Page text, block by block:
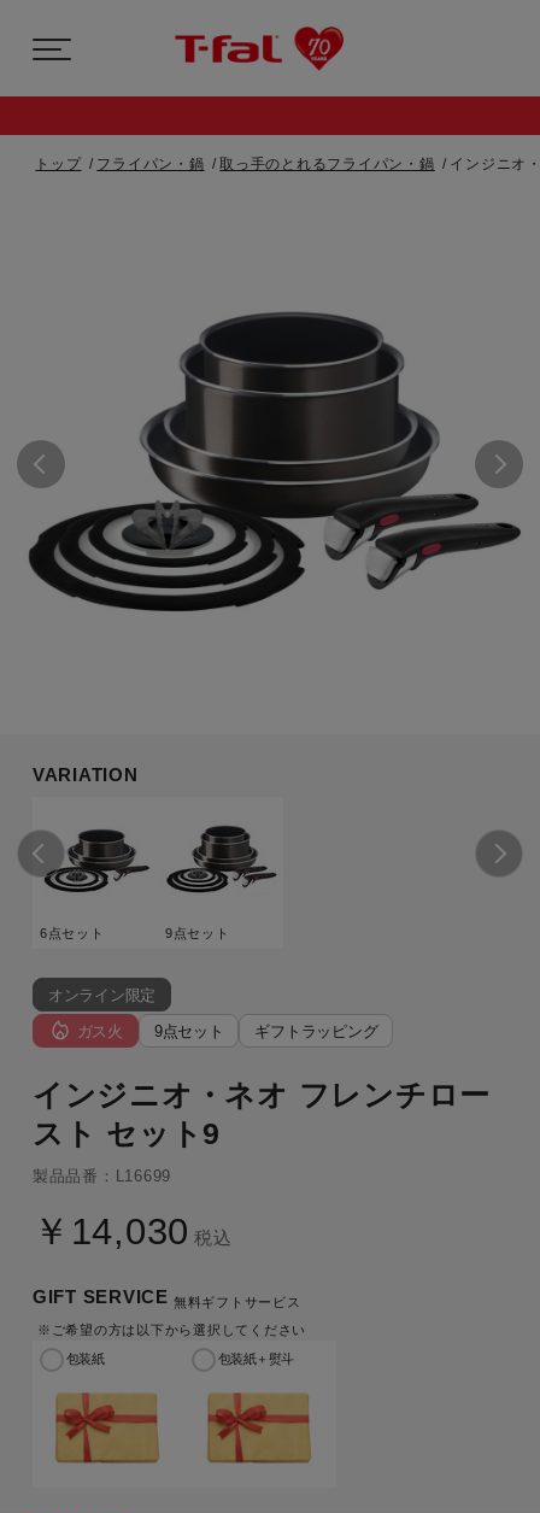
トップ フライパン・鍋 取っ手のとれるフライパン・鍋 インジニオ
オンライン限定
ガス火
9点セット ギフトラッピング
インジニオ・ネオ フレンチロー
スト セット9
製品品番：L16699
￥14,030 税込
VARIATION
6点セット 9点セット
GIFT SERVICE 無料ギフトサービス
※ご希望の方は以下から選択してください
包装紙
包装紙＋熨斗